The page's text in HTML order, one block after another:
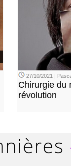
27/10/2021 |
Chirurgie du
révolution